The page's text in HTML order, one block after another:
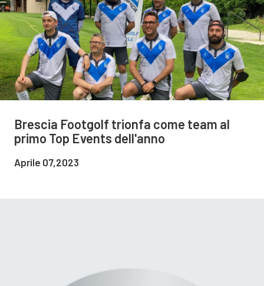
Brescia Footgolf trionfa come team al
primo Top Events dell'anno
Aprile 07,2023